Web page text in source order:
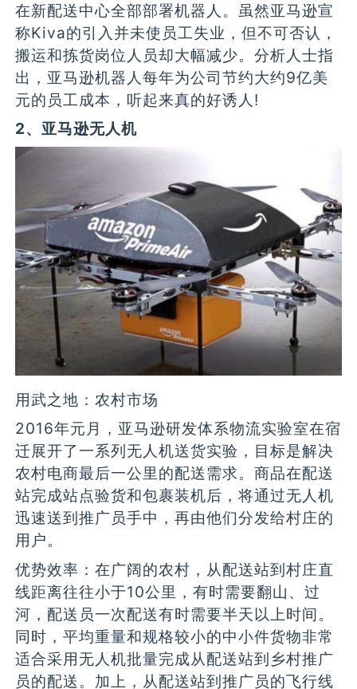
在新配送中心全部部署机器人。虽然亚马逊宣
称Kiva的引入并未使员工失业，但不可否认，
搬运和拣货岗位人员却大幅减少。分析人士指
出，亚马逊机器人每年为公司节约大约9亿美
元的员工成本，听起来真的好诱人!
2、亚马逊无人机
用武之地：农村市场
2016年元月，亚马逊研发体系物流实验室在宿
迁展开了一系列无人机送货实验，目标是解决
农村电商最后一公里的配送需求。商品在配送
站完成站点验货和包裹装机后，将通过无人机
迅速送到推广员手中，再由他们分发给村庄的
用户。
优势效率：在广阔的农村，从配送站到村庄直
线距离往往小于10公里，有时需要翻山、过
河，配送员一次配送有时需要半天以上时间。
同时，平均重量和规格较小的中小件货物非常
适合采用无人机批量完成从配送站到乡村推广
员的配送。加上，从配送站到推广员的飞行线